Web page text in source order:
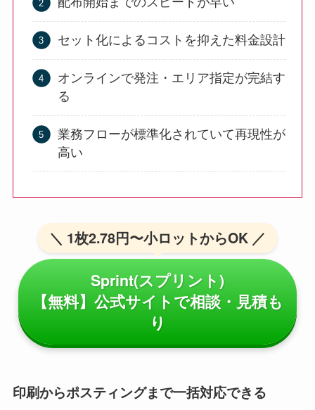
セット化によるコストを抑えた料金設計
オンラインで発注・エリア指定が完結す
る
業務フローが標準化されていて再現性が
高い
＼ 1枚2.78円〜小ロットからOK ／
Sprint(スプリント)
【無料】公式サイトで相談・見積も
り
印刷からポスティングまで一括対応できる